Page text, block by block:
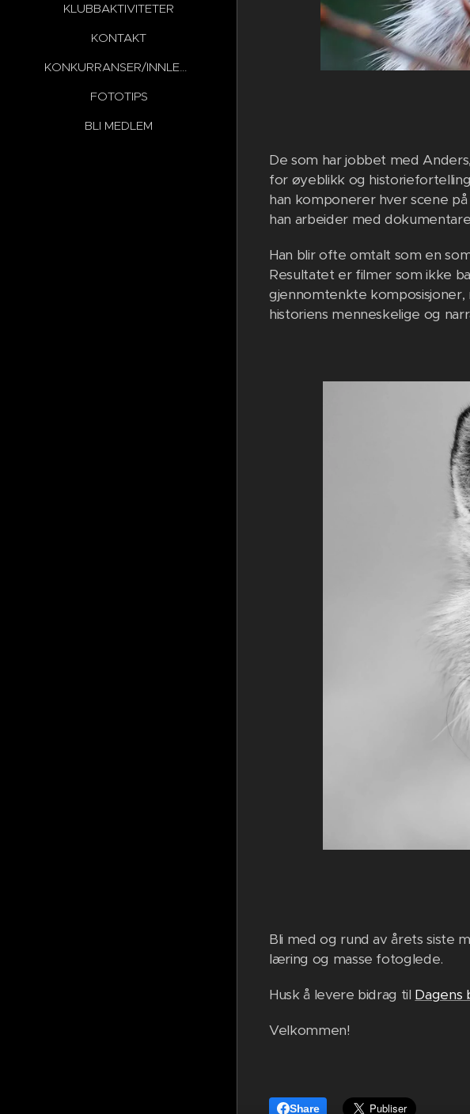
KLUBBAKTIVITETER
KONTAKT
KONKURRANSER/INNLEVERINGER
FOTOTIPS
BLI MEDLEM
De som har jobbet med
for øyeblikk og
han komponerer hver scene
han arbeider med
Han blir ofte omtalt som en
Resultatet er filmer som ikke
gjennomtenkte
historiens menneskelige og
Bli med og rund av årets siste
læring og masse fotoglede.
Husk å levere bidrag til Dagens
Velkommen!
Share